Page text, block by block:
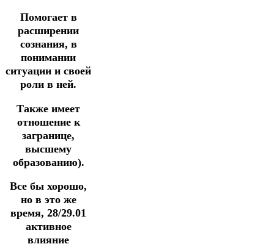
Помогает в
расширении
сознания, в
понимании
ситуации и своей
роли в ней.
Также имеет
отношение к
загранице,
высшему
образованию).
Все бы хорошо,
но в это же
время, 28/29.01
активное
влияние